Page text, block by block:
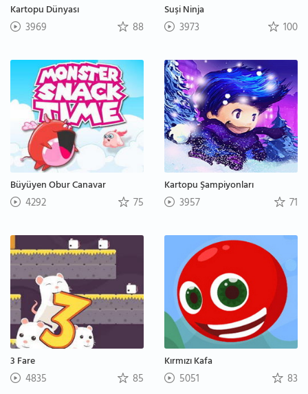
Kartopu Dünyası
3969 88
Suşi Ninja
3973 100
Büyüyen Obur Canavar
4292 75
Kartopu Şampiyonları
3957 71
3 Fare
4835 85
Kırmızı Kafa
5051 83